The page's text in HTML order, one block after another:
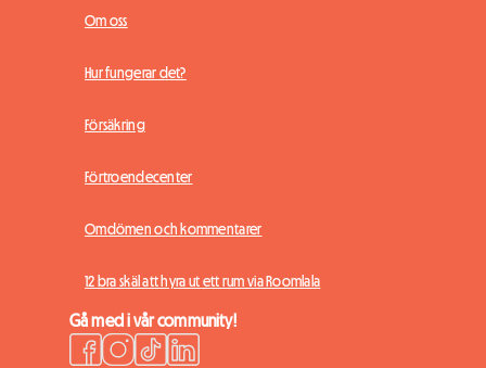
Om oss
Hur fungerar det?
Försäkring
Förtroendecenter
Omdömen och kommentarer
12 bra skäl att hyra ut ett rum via Roomlala
Gå med i vår community!